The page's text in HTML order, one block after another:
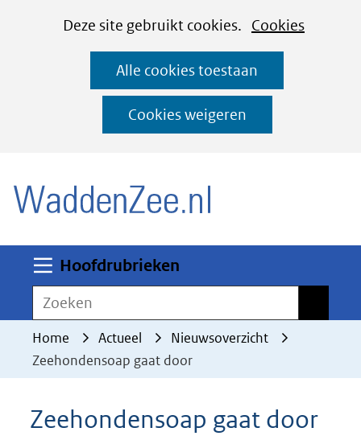
CookiesDeze site gebruikt cookies. Cookies
deze
worden
toegestaan
geweigerd.
Alle cookies toestaan
Cookies weigeren
Ga
naar
de
inhoud
Hoofdrubrieken
Zoeken
Home Actueel
Nieuwsoverzicht
Zeehondensoap gaat door
Zeehondensoap gaat door